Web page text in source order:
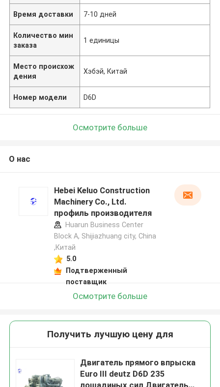
Время доставки 7-10 дней
Количество мин
заказа
1 единицы
Место происхож
дения
Хэбэй, Китай
Номер модели D6D
Осмотрите больше
О нас
Hebei Keluo Construction
Machinery Co., Ltd.
профиль производителя
Huarun Business Center
Block A, Shijiazhuang city, China
,Китай
5.0
Подтверженный
поставщик
Осмотрите больше
Получить лучшую цену для
Двигатель прямого впрыска
Euro III deutz D6D 235